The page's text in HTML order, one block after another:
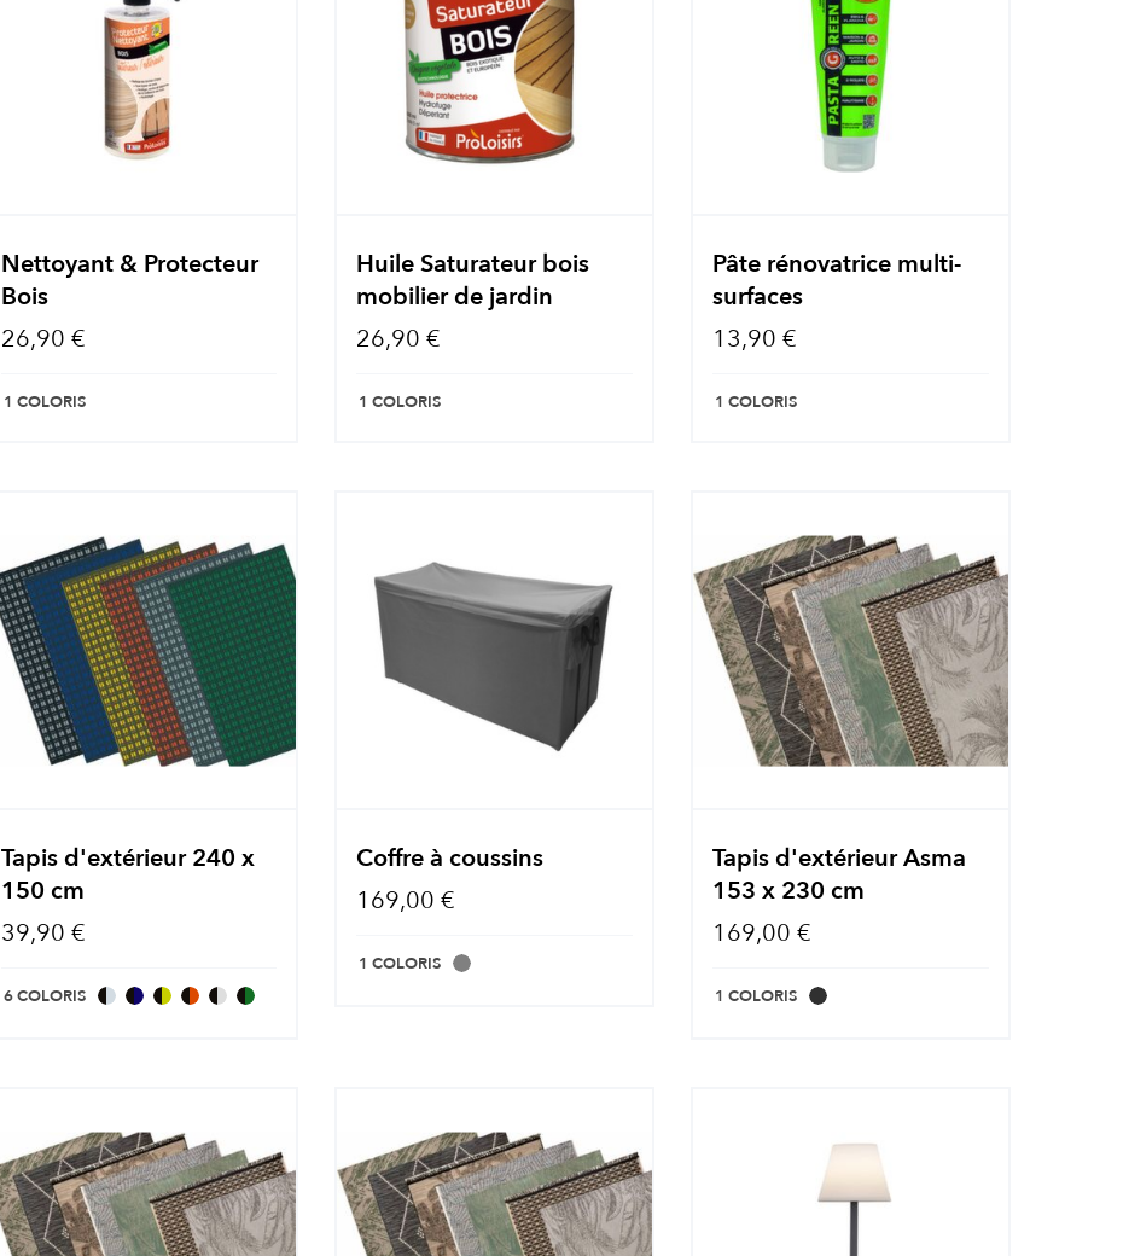
Nettoyant & Protecteur
Bois
26,90 €
1 COLORIS
Huile Saturateur bois
mobilier de jardin
26,90 €
1 COLORIS
Pâte rénovatrice multi-
surfaces
13,90 €
1 COLORIS
Tapis d'extérieur 240 x
150 cm
39,90 €
6 COLORIS
Coffre à coussins
169,00 €
1 COLORIS
Tapis d'extérieur Asma
153 x 230 cm
169,00 €
1 COLORIS